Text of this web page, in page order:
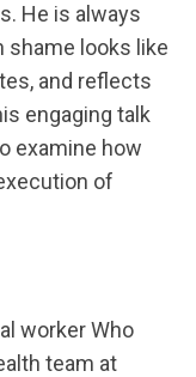
He is always
shame looks like
and reflects
engaging talk
examine how
of
worker Who
team at